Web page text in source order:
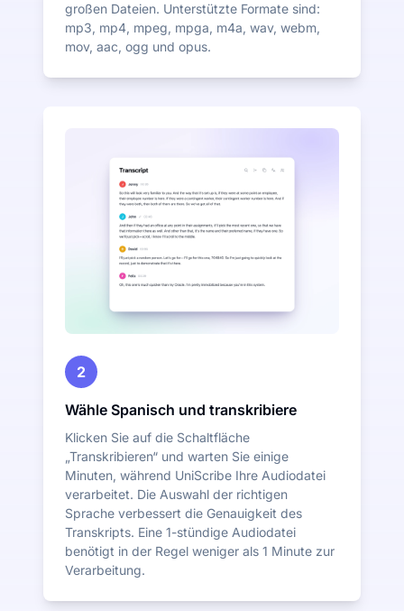
großen Dateien. Unterstützte Formate sind:
mp3, mp4, mpeg, mpga, m4a, wav, webm,
mov, aac, ogg und opus.
2
Wähle Spanisch und transkribiere
Klicken Sie auf die Schaltfläche
„Transkribieren“ und warten Sie einige
Minuten, während UniScribe Ihre Audiodatei
verarbeitet. Die Auswahl der richtigen
Sprache verbessert die Genauigkeit des
Transkripts. Eine 1-stündige Audiodatei
benötigt in der Regel weniger als 1 Minute zur
Verarbeitung.